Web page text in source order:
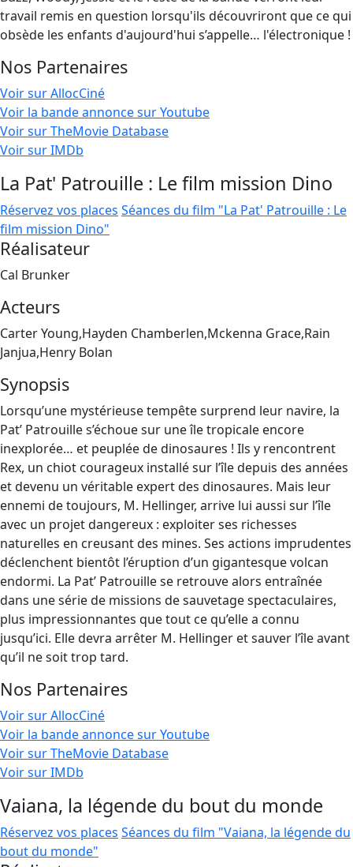
travail remis en question lorsqu'ils découvriront que ce qui
obsède les enfants d'aujourd'hui s’appelle… l'électronique !
Nos Partenaires
Voir sur AllocCiné
Voir la bande annonce sur Youtube
Voir sur TheMovie Database
Voir sur IMDb
La Pat' Patrouille : Le film mission Dino
Réservez vos places Séances du film "La Pat' Patrouille : Le
film mission Dino"
Réalisateur
Cal Brunker
Acteurs
Carter Young,Hayden Chamberlen,Mckenna Grace,Rain
Janjua,Henry Bolan
Synopsis
Lorsqu’une mystérieuse tempête surprend leur navire, la
Pat’ Patrouille s’échoue sur une île tropicale encore
inexplorée… et peuplée de dinosaures ! Ils y rencontrent
Rex, un chiot courageux installé sur l’île depuis des années
et devenu un véritable expert des dinosaures. Mais leur
ennemi de toujours, M. Hellinger, arrive lui aussi sur l’île
avec un projet dangereux : exploiter ses richesses
naturelles en creusant des mines. Ses actions imprudentes
déclenchent bientôt l’éruption d’un gigantesque volcan
endormi. La Pat’ Patrouille se retrouve alors entraînée
dans une série de missions de sauvetage spectaculaires,
plus impressionnantes que tout ce qu’elle a connu
jusqu’ici. Elle devra arrêter M. Hellinger et sauver l’île avant
qu’il ne soit trop tard.
Nos Partenaires
Voir sur AllocCiné
Voir la bande annonce sur Youtube
Voir sur TheMovie Database
Voir sur IMDb
Vaiana, la légende du bout du monde
Réservez vos places Séances du film "Vaiana, la légende du
bout du monde"